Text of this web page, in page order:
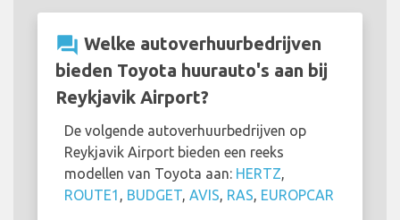
question_answer Welke autoverhuurbedrijven
bieden Toyota huurauto's aan bij
Reykjavik Airport?
De volgende autoverhuurbedrijven op
Reykjavik Airport bieden een reeks
modellen van Toyota aan: HERTZ,
ROUTE1 , BUDGET, AVIS, RAS, EUROPCAR